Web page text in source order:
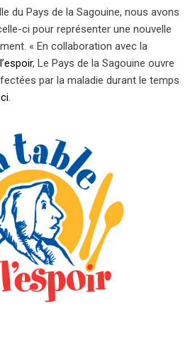
du Pays de la Sagouine, nous avons
ci pour représenter une nouvelle
« En collaboration avec la
, Le Pays de la Sagouine ouvre
par la maladie durant le temps
.